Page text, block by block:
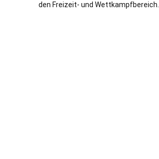
den Freizeit- und Wettkampfbereich.